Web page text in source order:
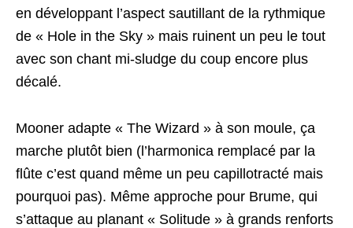
en développant l’aspect sautillant de la rythmique
de « Hole in the Sky » mais ruinent un peu le tout
avec son chant mi-sludge du coup encore plus
décalé.
Mooner adapte « The Wizard » à son moule, ça
marche plutôt bien (l’harmonica remplacé par la
flûte c’est quand même un peu capillotracté mais
pourquoi pas). Même approche pour Brume, qui
s’attaque au planant « Solitude » à grands renforts